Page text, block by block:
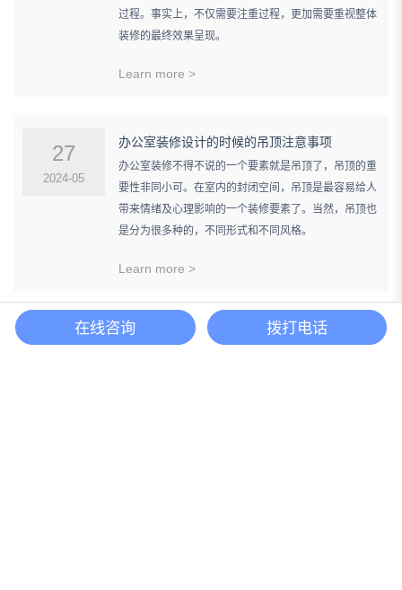
过程。事实上，不仅需要注重过程，更加需要重视整体
装修的最终效果呈现。
Learn more >
27
2024-05
办公室装修设计的时候的吊顶注意事项
办公室装修不得不说的一个要素就是吊顶了，吊顶的重
要性非同小可。在室内的封闭空间，吊顶是最容易给人
带来情绪及心理影响的一个装修要素了。当然，吊顶也
是分为很多种的，不同形式和不同风格。
Learn more >
25 上海办公室装修设计需发挥空间功能性
在线咨询 拨打电话